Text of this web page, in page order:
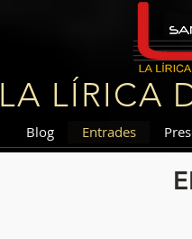
LA LÍRICA
Blog Entrades